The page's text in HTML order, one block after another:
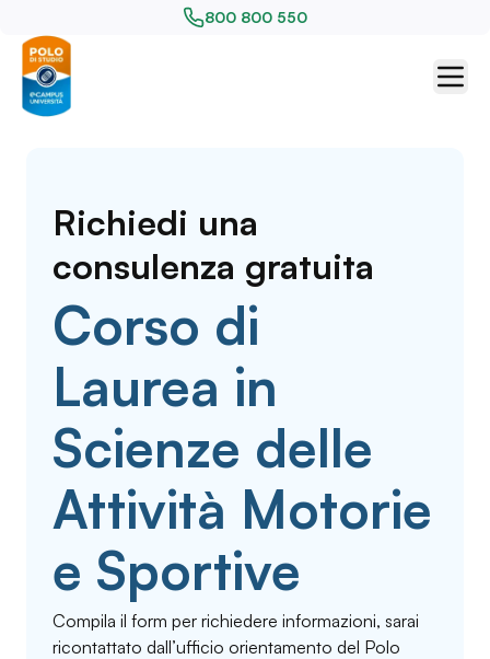
800 800 550
Richiedi una
consulenza gratuita
Corso di
Laurea in
Scienze delle
Attività Motorie
e Sportive
Compila il form per richiedere informazioni, sarai
ricontattato dall’ufficio orientamento del Polo